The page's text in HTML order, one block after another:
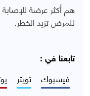
هم أكثر عرضة للإصابة
للمرض تزيد الخطر.
تابعنا في :
فيسبوك تويتر